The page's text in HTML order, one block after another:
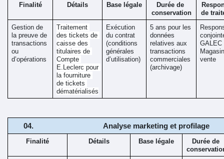
Finalité Détails Base légale
Durée de
conservation
de
Gestion de
la preuve de
transactions
ou
d’opérations
Traitement
des tickets de
caisse des
titulaires de
Compte
E.Leclerc pour
la fourniture
de tickets
dématérialisés
Exécution
du contrat
(conditions
générales
d’utilisation)
5 ans pour les
données
relatives aux
transactions
commerciales
(archivage)
GALEC
vente
Analyse marketing et profilage
Finalité Détails Base légale
Durée de